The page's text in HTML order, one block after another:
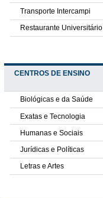
Transporte Intercampi
Restaurante Universitário
CENTROS DE ENSINO
Biológicas e da Saúde
Exatas e Tecnologia
Humanas e Sociais
Jurídicas e Políticas
Letras e Artes